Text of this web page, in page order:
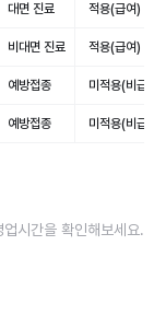
대면 진료 적용(급여)
비대면 진료 적용(급여)
예방접종 미적용(비급여)
예방접종 미적용(비급여)
시간을 확인해보세요.